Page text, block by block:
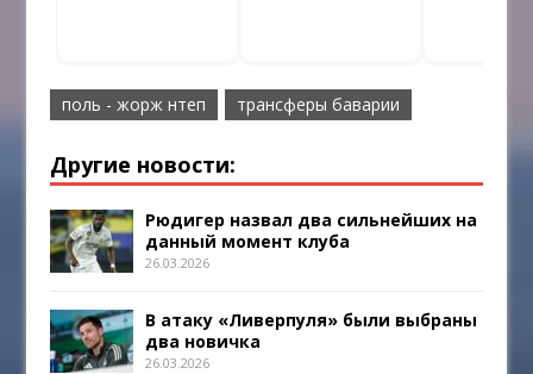
поль - жорж нтеп трансферы баварии
Другие новости:
Рюдигер назвал два сильнейших на
данный момент клуба
26.03.2026
В атаку «Ливерпуля» были выбраны
два новичка
26.03.2026